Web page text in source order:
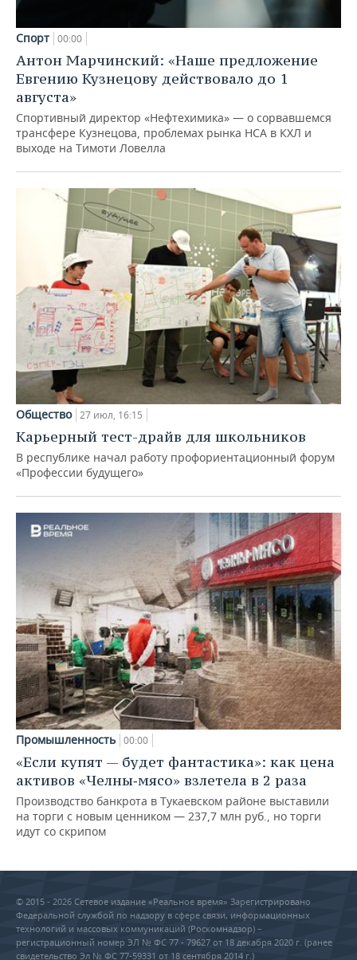
Спорт 00:00
Антон Марчинский: «Наше предложение
Евгению Кузнецову действовало до 1
августа»
Спортивный директор «Нефтехимика» — о сорвавшемся
трансфере Кузнецова, проблемах рынка НСА в КХЛ и
выходе на Тимоти Ловелла
Общество 27 июл, 16:15
Карьерный тест-драйв для школьников
В республике начал работу профориентационный форум
«Профессии будущего»
Промышленность 00:00
«Если купят — будет фантастика»: как цена
активов «Челны‑мясо» взлетела в 2 раза
Производство банкрота в Тукаевском районе выставили
на торги с новым ценником — 237,7 млн руб., но торги
идут со скрипом
© 2015 - 2026 Сетевое издание «Реальное время» Зарегистрировано
Федеральной службой по надзору в сфере связи, информационных
технологий и массовых коммуникаций (Роскомнадзор) –
регистрационный номер ЭЛ № ФС 77 - 79627 от 18 декабря 2020 г. (ранее
свидетельство Эл № ФС 77-59331 от 18 сентября 2014 г.)